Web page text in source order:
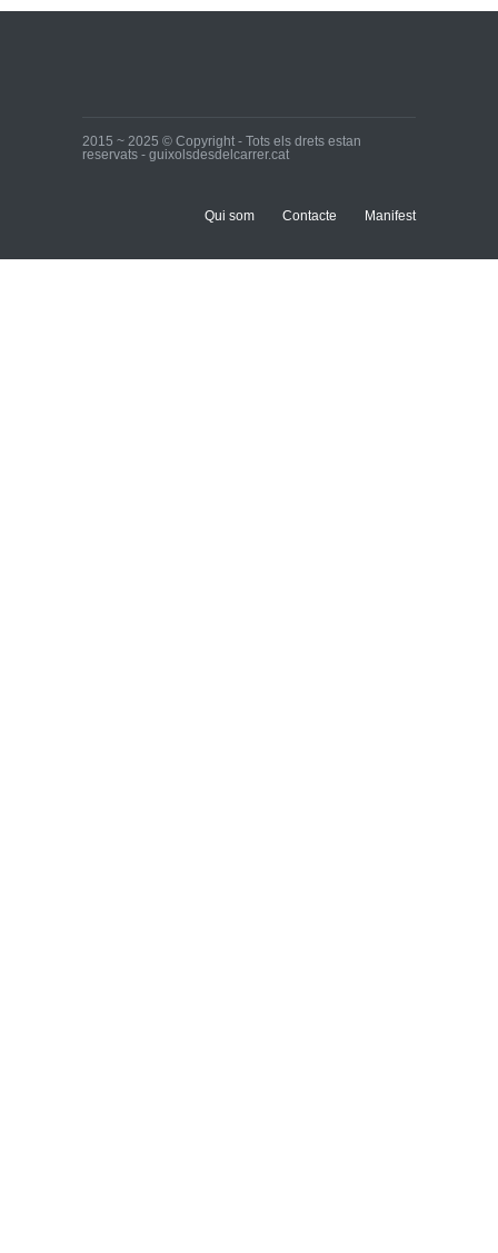
2015 ~ 2025 © Copyright - Tots els drets estan
reservats - guixolsdesdelcarrer.cat
Qui som Contacte Manifest